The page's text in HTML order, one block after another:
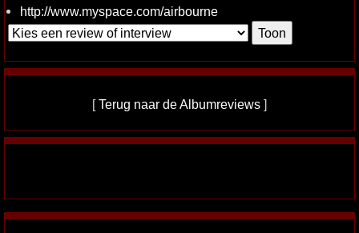
http://www.myspace.com/airbourne
[Terug naar de Albumreviews ]